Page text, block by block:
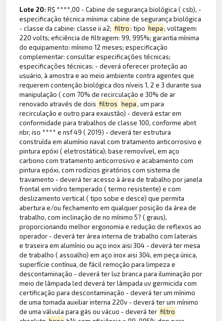
Lote 20:R$ ****,00 - Cabine de segurança biológica ( csb), -
especificação técnica mínima: cabine de segurança biológica
- classe da cabine: classe ii a2; filtro: tipo hepa; voltagem:
220 volts; eficiência de filtragem: 99, 995%; garantia mínima
do equipamento: mínimo 12 meses; especificação
complementar: consultar especificações técnicas;
especificações técnicas: - deverá oferecer proteção ao
usuário, à amostra e ao meio ambiente contra agentes que
requerem contenção biológica dos níveis 1, 2 e 3 durante sua
manipulação ( com 70% de recirculação e 30% de ar
renovado através de dois filtros hepa, um para
recirculação e outro para exaustão) - deverá estar em
conformidade para trabalhos de classe 100, conforme abnt
nbr, iso **** e nsf 49 ( 2019) - deverá ter estrutura
construída em alumínio naval com tratamento anticorrosivo e
pintura epóxi ( eletrostática); base removível, em aço
carbono com tratamento anticorrosivo e acabamento com
pintura epóxi, com rodízios giratórios com sistema de
travamento - deverá ter acesso à área de trabalho por janela
frontal em vidro temperado ( termo resistente) e com
deslizamento vertical ( tipo sobe e desce) que permita
abertura e/ou fechamento em qualquer posição da área de
trabalho, com inclinação de no mínimo 5? ( graus),
proporcionando melhor ergonomia e redução de reflexos ao
operador - deverá ter área interna de trabalho com laterais
e traseira em alumínio ou aço inox aisi 304 - deverá ter mesa
de trabalho ( assoalho) em aço inox aisi 304, em peça única,
superfície contínua, de fácil remoção para limpeza e
descontaminação - deverá ter luz branca para iluminação por
meio de lâmpada led deverá ter lâmpada uv germicida com
certificação para descontaminação - deverá ter um mínimo
de uma tomada auxiliar interna 220v - deverá ter um mínimo
de uma válvula para gás ou vácuo - deverá ter filtro